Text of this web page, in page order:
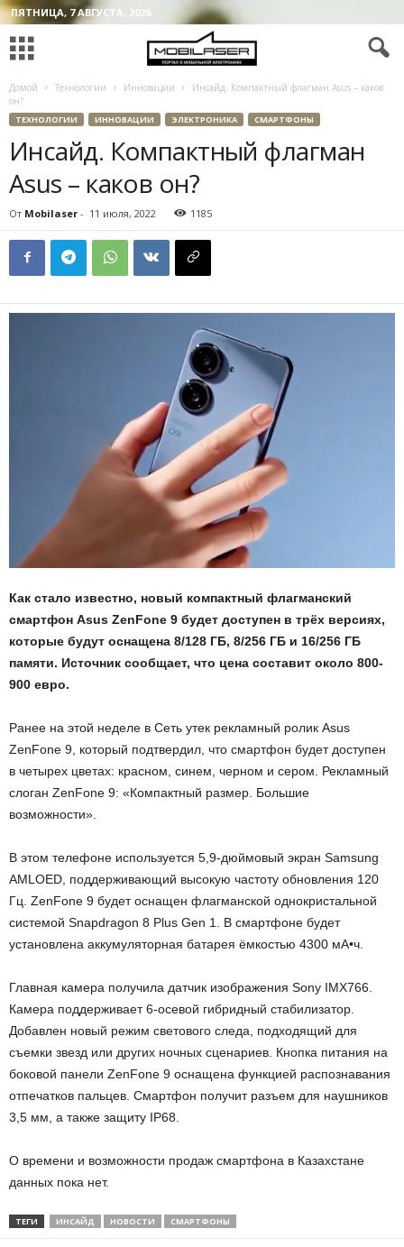
ПЯТНИЦА, 7 АВГУСТА, 2026
Домой Технологии Инновации
Инсайд. Компактный флагман Asus – каков
он?
ТЕХНОЛОГИИ ИННОВАЦИИ ЭЛЕКТРОНИКА СМАРТФОНЫ
Инсайд. Компактный флагман
Asus – каков он?
От Mobilaser - 11 июля, 2022 1185
Как стало известно, новый компактный флагманский
смартфон Asus ZenFone 9 будет доступен в трёх версиях,
которые будут оснащена 8/128 ГБ, 8/256 ГБ и 16/256 ГБ
памяти. Источник сообщает, что цена составит около 800-
900 евро.
Ранее на этой неделе в Сеть утек рекламный ролик Asus
ZenFone 9, который подтвердил, что смартфон будет доступен
в четырех цветах: красном, синем, черном и сером. Рекламный
слоган ZenFone 9: «Компактный размер. Большие
возможности».
В этом телефоне используется 5,9-дюймовый экран Samsung
AMLOED, поддерживающий высокую частоту обновления 120
Гц. ZenFone 9 будет оснащен флагманской однокристальной
системой Snapdragon 8 Plus Gen 1. В смартфоне будет
установлена аккумуляторная батарея ёмкостью 4300 мА•ч.
Главная камера получила датчик изображения Sony IMX766.
Камера поддерживает 6-осевой гибридный стабилизатор.
Добавлен новый режим светового следа, подходящий для
съемки звезд или других ночных сценариев. Кнопка питания на
боковой панели ZenFone 9 оснащена функцией распознавания
отпечатков пальцев. Смартфон получит разъем для наушников
3,5 мм, а также защиту IP68.
О времени и возможности продаж смартфона в Казахстане
данных пока нет.
ТЕГИ ИНСАЙД НОВОСТИ СМАРТФОНЫ